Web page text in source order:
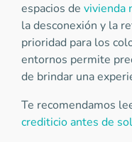
espacios de vivienda
la desconexión y la
prioridad para los
entornos permite
de brindar una
Te recomendamos
crediticio antes de